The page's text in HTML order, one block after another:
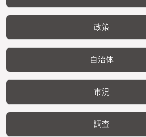
政策
自治体
市況
調査